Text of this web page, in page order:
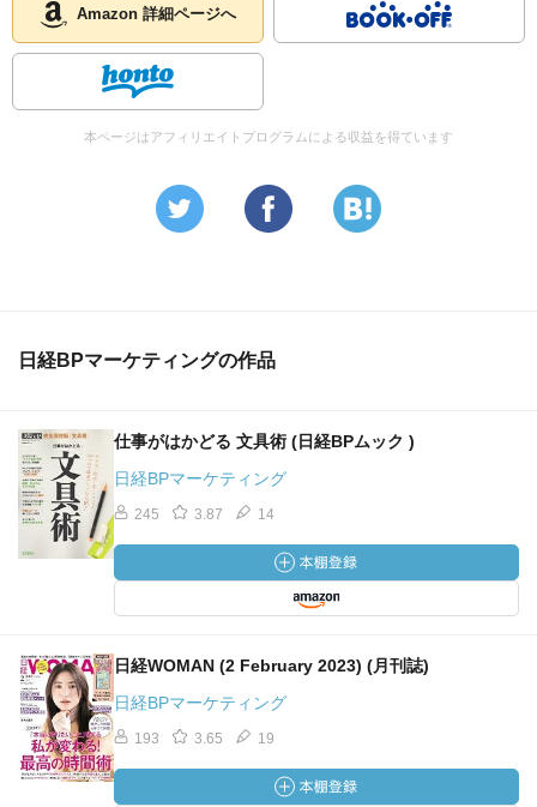
Amazon 詳細ページへ
本ページはアフィリエイトプログラムによる収益を得ています
日経BPマーケティングの作品
仕事がはかどる 文具術 (日経BPムック )
日経BPマーケティング
245 3.87 14
日経WOMAN (2 February 2023) (月刊誌)
日経BPマーケティング
193 3.65 19